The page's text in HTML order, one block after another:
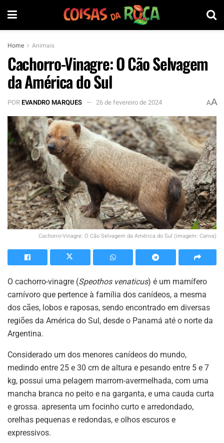
Home Animais
Cachorro-Vinagre: O Cão Selvagem
da América do Sul
POREVANDRO MARQUES 26 de fevereiro de 2024 AA
Cachorro-Vinagre: O Cão Selvagem da América do Sul (imagem: Canva)
O cachorro-vinagre (Speothos venaticus) é um mamífero
carnívoro que pertence à família dos canídeos, a mesma
dos cães, lobos e raposas, sendo encontrado em diversas
regiões da América do Sul, desde o Panamá até o norte da
Argentina.
Considerado um dos menores canídeos do mundo,
medindo entre 25 e 30 cm de altura e pesando entre 5 e 7
kg, possui uma pelagem marrom-avermelhada, com uma
mancha branca no peito e na garganta, e uma cauda curta
e grossa. apresenta um focinho curto e arredondado,
orelhas pequenas e redondas, e olhos escuros e
expressivos.